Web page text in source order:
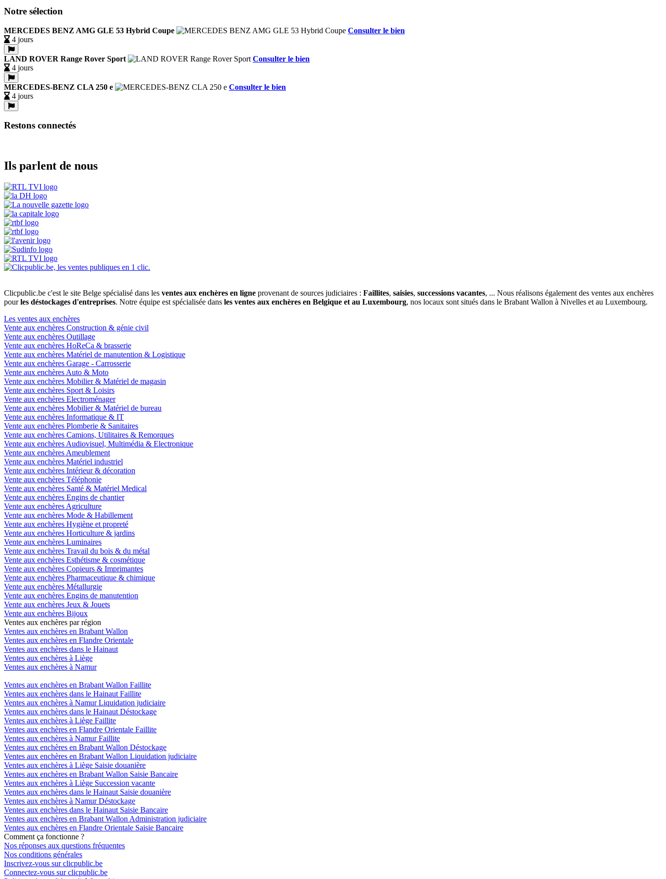
Notre sélection
MERCEDES BENZ AMG GLE 53 Hybrid Coupe
Consulter le bien
4 jours
LAND ROVER Range Rover Sport
Consulter le bien
4 jours
MERCEDES-BENZ CLA 250 e
Consulter le bien
4 jours
Restons connectés
Ils parlent de nous
Clicpublic.be c'est le site Belge spécialisé dans les ventes aux enchères en ligne provenant de sources judiciaires : Faillites, saisies, successions vacantes, ... Nous réalisons également des ventes aux enchères
pourles déstockages d'entreprises. Notre équipe est spécialisée dans les ventes aux enchères en Belgique et au Luxembourg, nos locaux sont situés dans le Brabant Wallon à Nivelles et au Luxembourg.
Les ventes aux enchères
Vente aux enchères Construction & génie civil
Vente aux enchères Outillage
Vente aux enchères HoReCa & brasserie
Vente aux enchères Matériel de manutention & Logistique
Vente aux enchères Garage - Carrosserie
Vente aux enchères Auto & Moto
Vente aux enchères Mobilier & Matériel de magasin
Vente aux enchères Sport & Loisirs
Vente aux enchères Electroménager
Vente aux enchères Mobilier & Matériel de bureau
Vente aux enchères Informatique & IT
Vente aux enchères Plomberie & Sanitaires
Vente aux enchères Camions, Utilitaires & Remorques
Vente aux enchères Audiovisuel, Multimédia & Electronique
Vente aux enchères Ameublement
Vente aux enchères Matériel industriel
Vente aux enchères Intérieur & décoration
Vente aux enchères Téléphonie
Vente aux enchères Santé & Matériel Medical
Vente aux enchères Engins de chantier
Vente aux enchères Agriculture
Vente aux enchères Mode & Habillement
Vente aux enchères Hygiène et propreté
Vente aux enchères Horticulture & jardins
Vente aux enchères Luminaires
Vente aux enchères Travail du bois & du métal
Vente aux enchères Esthétisme & cosmétique
Vente aux enchères Copieurs & Imprimantes
Vente aux enchères Pharmaceutique & chimique
Vente aux enchères Métallurgie
Vente aux enchères Engins de manutention
Vente aux enchères Jeux & Jouets
Vente aux enchères Bijoux
Ventes aux enchères par région
Ventes aux enchères en Brabant Wallon
Ventes aux enchères en Flandre Orientale
Ventes aux enchères dans le Hainaut
Ventes aux enchères à Liège
Ventes aux enchères à Namur
Ventes aux enchères en Brabant Wallon Faillite
Ventes aux enchères dans le Hainaut Faillite
Ventes aux enchères à Namur Liquidation judiciaire
Ventes aux enchères dans le Hainaut Déstockage
Ventes aux enchères à Liège Faillite
Ventes aux enchères en Flandre Orientale Faillite
Ventes aux enchères à Namur Faillite
Ventes aux enchères en Brabant Wallon Déstockage
Ventes aux enchères en Brabant Wallon Liquidation judiciaire
Ventes aux enchères à Liège Saisie douanière
Ventes aux enchères en Brabant Wallon Saisie Bancaire
Ventes aux enchères à Liège Succession vacante
Ventes aux enchères dans le Hainaut Saisie douanière
Ventes aux enchères à Namur Déstockage
Ventes aux enchères dans le Hainaut Saisie Bancaire
Ventes aux enchères en Brabant Wallon Administration judiciaire
Ventes aux enchères en Flandre Orientale Saisie Bancaire
Comment ça fonctionne ?
Nos réponses aux questions fréquentes
Nos conditions générales
Inscrivez-vous sur clicpublic.be
Connectez-vous sur clicpublic.be